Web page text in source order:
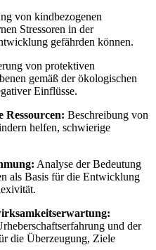
von kindbezogenen
Stressoren in der
gefährden können.
von protektiven
gemäß der ökologischen
Einflüsse.
Ressourcen: Beschreibung von
helfen, schwierige
Analyse der Bedeutung
als Basis für die Entwicklung
und der
die Überzeugung, Ziele